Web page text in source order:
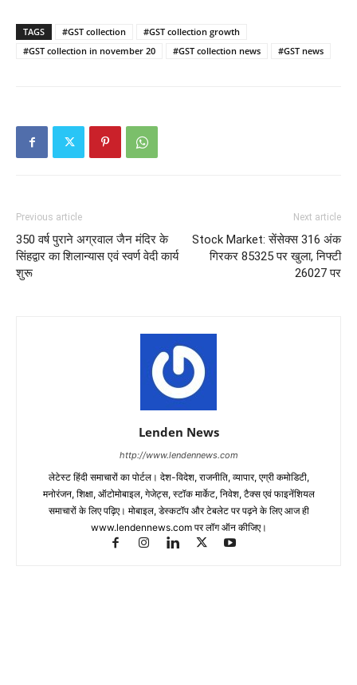
TAGS #GST collection
#GST collection growth
#GST collection in november 20
#GST collection news #GST news
Previous article
350 वर्ष पुराने अग्रवाल जैन मंदिर के
सिंहद्वार का शिलान्यास एवं स्वर्ण वेदी कार्य
शुरू
Next article
Stock Market: सेंसेक्स 316 अंक
गिरकर 85325 पर खुला, निफ्टी
26027 पर
Lenden News
http://www.lendennews.com
लेटेस्ट हिंदी समाचारों का पोर्टल। देश-विदेश, राजनीति, व्यापार, एग्री कमोडिटी,
मनोरंजन, शिक्षा, ऑटोमोबाइल, गेजेट्स, स्टॉक मार्केट, निवेश, टैक्स एवं फाइनेंशियल
समाचारों के लिए पढ़िए। मोबाइल, डेस्कटॉप और टेबलेट पर पढ़ने के लिए आज ही
www.lendennews.com पर लॉग ऑन कीजिए।